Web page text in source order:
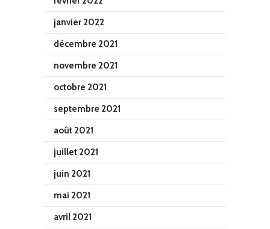
janvier 2022
décembre 2021
novembre 2021
octobre 2021
septembre 2021
août 2021
juillet 2021
juin 2021
mai 2021
avril 2021